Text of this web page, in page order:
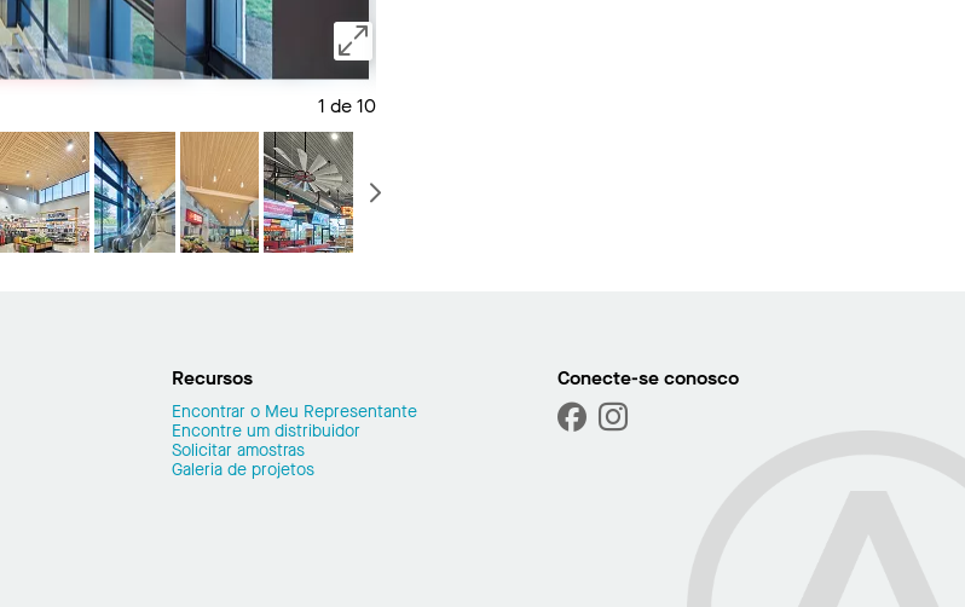
1 de 10
Recursos
Encontrar o Meu Representante
Encontre um distribuidor
Solicitar amostras
Galeria de projetos
Conecte-se conosco